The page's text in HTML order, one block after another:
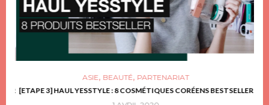
ASIE, BEAUTÉ, PARTENARIAT
[ETAPE 3] HAUL YESSTYLE : 8 COSMÉTIQUES CORÉENS BESTSELLER